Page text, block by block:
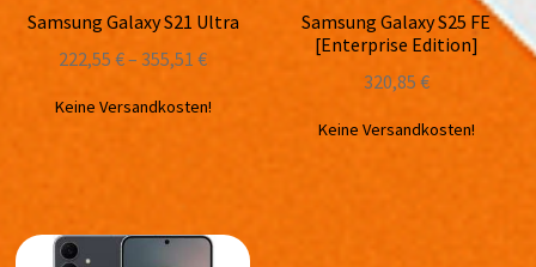
Samsung Galaxy S21 Ultra
222,55€–355,51€
Keine Versandkosten!
Samsung Galaxy S25 FE
[Enterprise Edition]
320,85 €
Keine Versandkosten!